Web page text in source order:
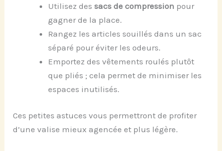
Utilisez dessacs de compression pour
gagner de la place.
Rangez les articles souillés dans un sac
séparé pour éviter les odeurs.
Emportez des vêtements roulés plutôt
que pliés ; cela permet de minimiser les
espaces inutilisés.
Ces petites astuces vous permettront de profiter
d’une valise mieux agencée et plus légère.